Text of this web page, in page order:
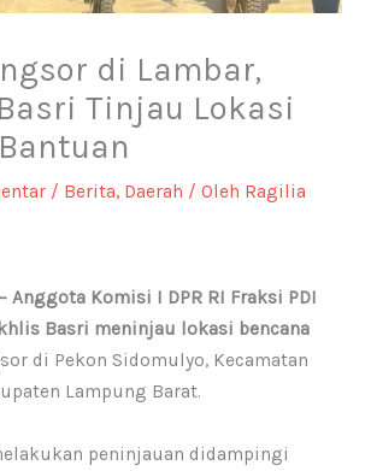
di Lambar,
Tinjau Lokasi
/ Berita, Daerah / Oleh Ragilia
Anggota Komisi I DPR RI Fraksi PDI
Basri meninjau lokasi bencana
di Pekon Sidomulyo, Kecamatan
Lampung Barat.
peninjauan didampingi